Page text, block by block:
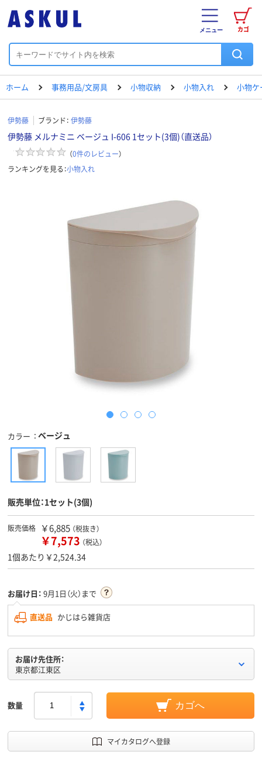
カゴ
メニュー
ホーム 事務用品/文房具 小物収納 小物入れ 小物ケ
伊勢藤 ブランド： 伊勢藤
伊勢藤 メルナミニ ベージュ I-606 1セット(3個)（直送品）
（0件のレビュー）
ランキングを見る：小物入れ
カラー ベージュ
販売単位：1セット(3個)
販売価格 ￥6,885 （税抜き）
￥7,573 （税込）
1個あたり￥2,524.34
お届け日： 9月1日（火）まで
直送品 かじはら雑貨店
お届け先住所：
東京都江東区
数量 カゴへ
マイカタログへ登録